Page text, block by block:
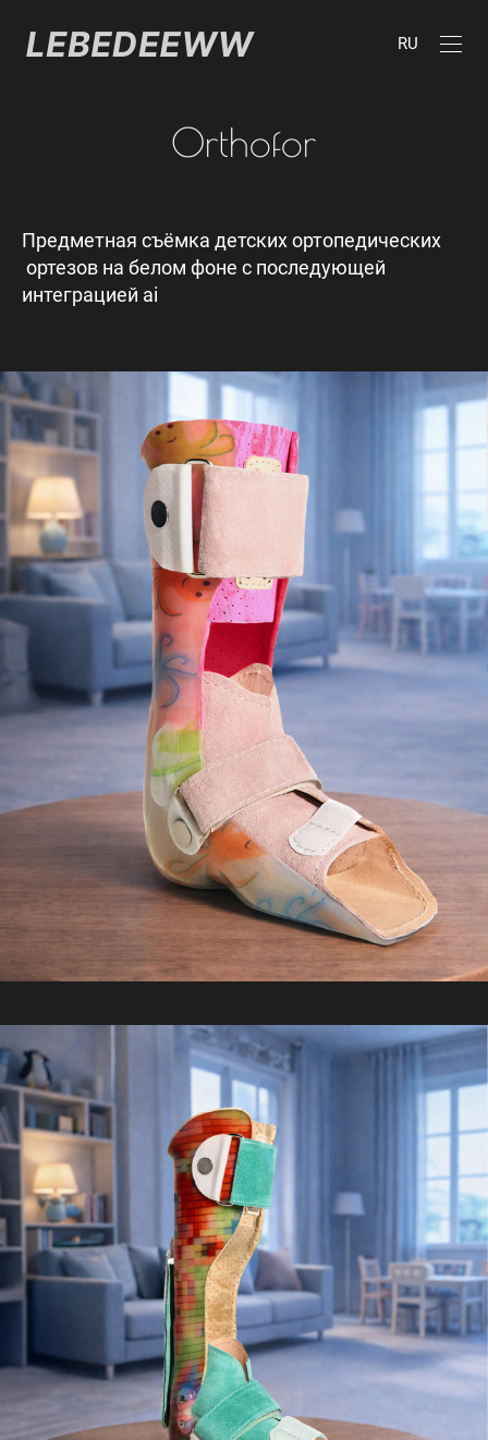
RU
Orthofor
Предметная съёмка детских ортопедических
ортезов на белом фоне с последующей
интеграцией ai